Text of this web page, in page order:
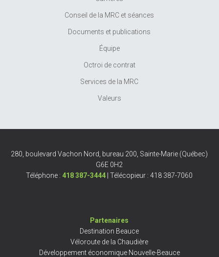
Conseil de la MRC et séances
Documents et publications
Équipe
Octroi de contrat
Services de la MRC
Valeurs
280, boulevard Vachon Nord, bureau 200, Sainte-Marie (Québec)
G6E 0H2
Téléphone : 418 387-3444 | Télécopieur : 418 387-7060
Partenaires
Destination Beauce
Véloroute de la Chaudière
Développement économique Nouvelle-Beauce